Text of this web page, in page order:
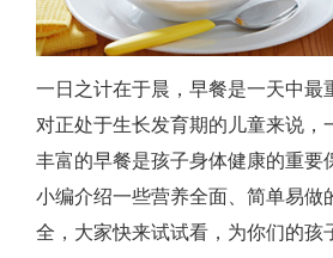
营
早
餐
一日之计在于晨，早餐是一天中最
对正处于生长发育期的儿童来说，
丰富的早餐是孩子身体健康的重要
小编介绍一些营养全面、简单易做
全，大家快来试试看，为你们的孩